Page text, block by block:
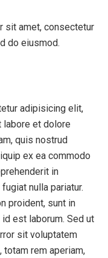
sit amet, consectetur
do eiusmod.
adipisicing elit,
labore et dolore
quis nostrud
ex ea commodo
in
nulla pariatur.
proident, sunt in
est laborum. Sed ut
sit voluptatem
totam rem aperiam,